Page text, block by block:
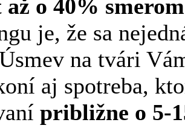
až o 40%
je, že sa
na tvári
aj spotreba,
približne o 5-